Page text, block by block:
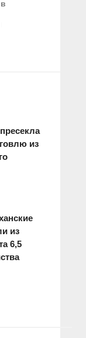
из
из
6,5